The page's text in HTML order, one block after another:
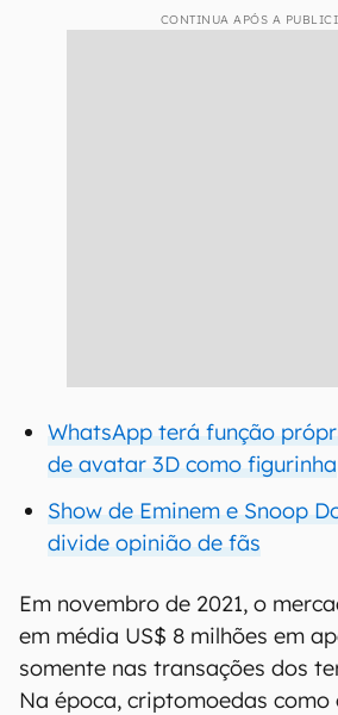
CONTINUA APÓS A
WhatsApp terá função
de avatar 3D como figurinha
Show de Eminem e Snoop
divide opinião de fãs
Em novembro de 2021, o
em média US$ 8 milhões em
somente nas transações dos
Na época, criptomoedas como